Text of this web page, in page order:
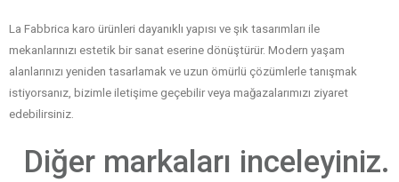
La Fabbrica karo ürünleri dayanıklı yapısı ve şık tasarımları ile
mekanlarınızı estetik bir sanat eserine dönüştürür. Modern yaşam
alanlarınızı yeniden tasarlamak ve uzun ömürlü çözümlerle tanışmak
istiyorsanız, bizimle iletişime geçebilir veya mağazalarımızı ziyaret
edebilirsiniz.
Diğer markaları inceleyiniz.